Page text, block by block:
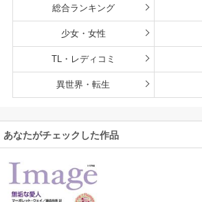
総合ランキング
少女・女性
TL・レディコミ
異世界・転生
あなたがチェックした作品